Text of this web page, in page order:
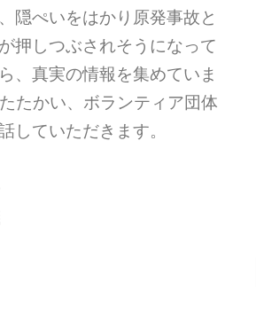
隠ぺいをはかり原発事故と
押しつぶされそうになって
、 真実の情報を集めていま
たかい、 ボランティア団体
していただきます。